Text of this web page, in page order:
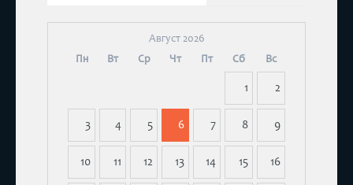
Август 2026
Пн
Вт Ср Чт Пт Сб Вс
1 2
3 4 5 6 7 8 9
10 11 12 13 14 15 16